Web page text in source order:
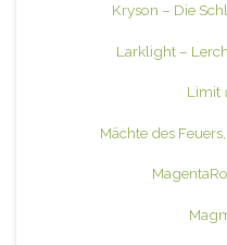
Kryson – Die
Larklight –
Limit
Mächte des